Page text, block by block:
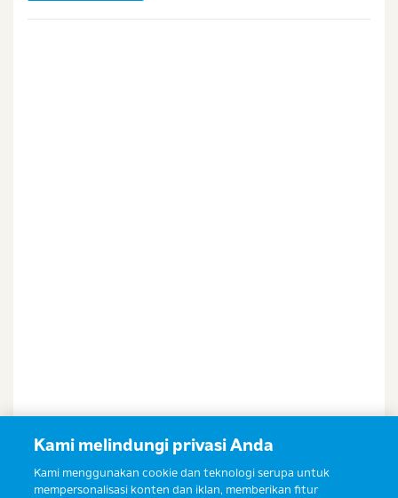
Kami melindungi privasi Anda
Kami menggunakan cookie dan teknologi serupa untuk
mempersonalisasi konten dan iklan, memberikan fitur